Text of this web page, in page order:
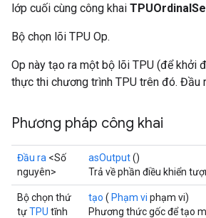
lớp cuối cùng công khai
Bộ chọn lõi TPU Op.
Op này tạo ra một bộ lõi TPU (để khởi
thực thi chương trình TPU trên đó.
Phương pháp công khai
Đầu ra <Số
nguyên>
asOutput()
Trả về phần điều khiển
Bộ chọn thứ
tựTPU tĩnh
tạo ( Phạm vi phạm vi)
Phương thức gốc để tạo